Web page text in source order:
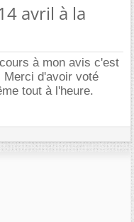
avril à la
à mon avis c'est
Merci d'avoir voté
tout à l'heure.